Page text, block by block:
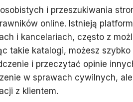
i przeszukiwania
online. Istnieją
i kancelariach, często z
takie katalogi, możesz
i przeczytać opinie
w sprawach cywilnych,
z klientem.